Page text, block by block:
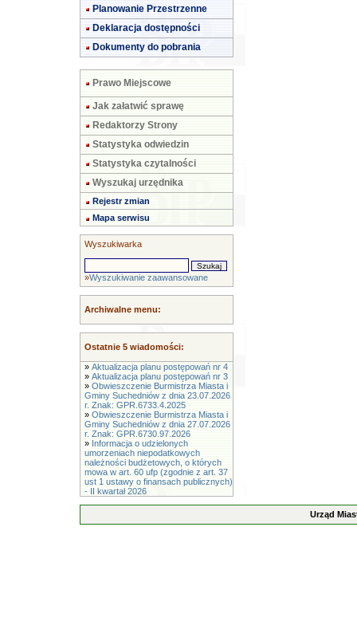
Planowanie Przestrzenne
Deklaracja dostępności
Dokumenty do pobrania
Prawo Miejscowe
Jak załatwić sprawę
Redaktorzy Strony
Statystyka odwiedzin
Statystyka czytalności
Wyszukaj urzędnika
Rejestr zmian
Mapa serwisu
Wyszukiwarka
»Wyszukiwanie zaawansowane
Archiwalne menu:
Ostatnie 5 wiadomości:
» Aktualizacja planu postępowań nr 4
» Aktualizacja planu postępowań nr 3
» Obwieszczenie Burmistrza Miasta i
Gminy Suchedniów z dnia 23.07.2026
r. Znak: GPR.6733.4.2025
» Obwieszczenie Burmistrza Miasta i
Gminy Suchedniów z dnia 27.07.2026
r. Znak: GPR.6730.97.2026
» Informacja o udzielonych
umorzeniach niepodatkowych
należności budżetowych, o których
mowa w art. 60 ufp (zgodnie z art. 37
ust 1 ustawy o finansach publicznych)
- II kwartał 2026
Urząd